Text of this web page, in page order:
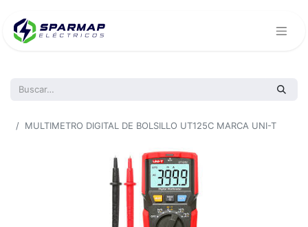
MULTIMETRO DIGITAL DE BOLSILLO UT125C MARCA UNI-T